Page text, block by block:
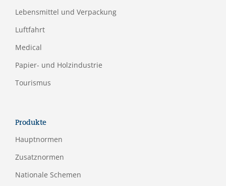
Lebensmittel und Verpackung
Luftfahrt
Medical
Papier- und Holzindustrie
Tourismus
Produkte
Hauptnormen
Zusatznormen
Nationale Schemen